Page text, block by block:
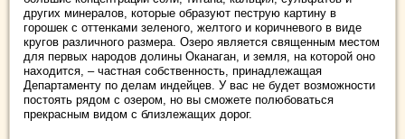
других минералов, которые образуют пеструю картину в
горошек с оттенками зеленого, желтого и коричневого в виде
кругов различного размера. Озеро является священным местом
для первых народов долины Оканаган, и земля, на которой оно
находится, – частная собственность, принадлежащая
Департаменту по делам индейцев. У вас не будет возможности
постоять рядом с озером, но вы сможете полюбоваться
прекрасным видом с близлежащих дорог.